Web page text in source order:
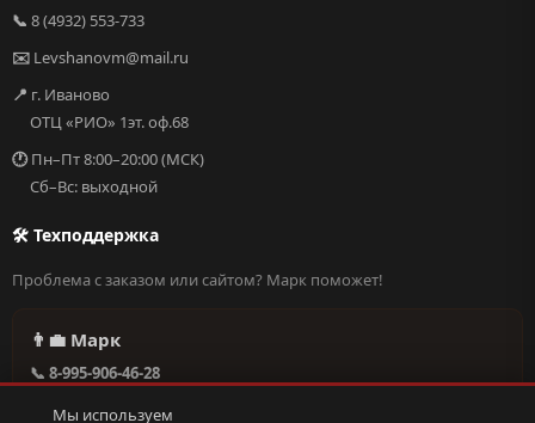
📞 8 (4932) 553-733
✉️ Levshanovm@mail.ru
📍 г. Иваново
ОТЦ «РИО» 1эт. оф.68
🕐Пн–Пт 8:00–20:00 (МСК)
Сб–Вс: выходной
🛠 Техподдержка
Проблема с заказом или сайтом? Марк поможет!
👨‍💼 Марк
📞 8-995-906-46-28
Мы используем